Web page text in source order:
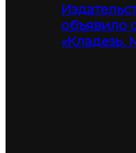
объявило
«Кладезь.